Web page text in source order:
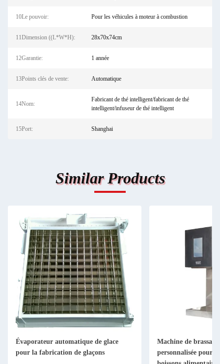
10Le pouvoir: Pour les véhicules à moteur à combustion
11Dimension ((L*W*H): 28x70x74cm
12Garantie: 1 année
13Points clés de vente: Automatique
14Nom:
Fabricant de thé intelligent/fabricant de thé
intelligent/infuseur de thé intelligent
15Port: Shanghai
Similar Products
Évaporateur automatique de glace
pour la fabrication de glaçons
Machine de
personnalisée pour